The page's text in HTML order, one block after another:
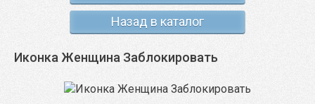
Назад в каталог
Иконка Женщина Заблокировать